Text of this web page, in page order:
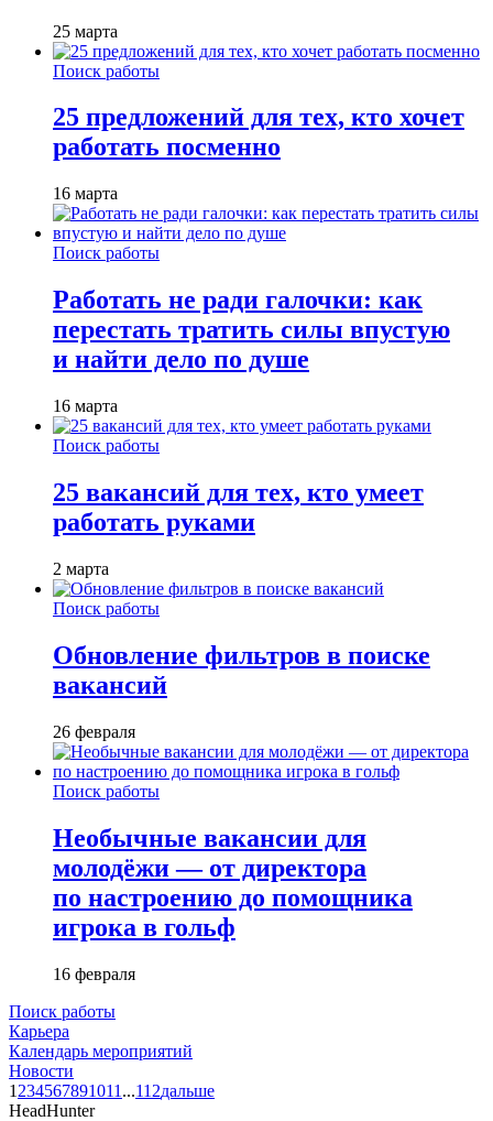
25 марта
Поиск работы
25 предложений для тех, кто хочет
работать посменно
16 марта
Поиск работы
Работать не ради галочки: как
перестать тратить силы впустую
и найти дело по душе
16 марта
Поиск работы
25 вакансий для тех, кто умеет
работать руками
2 марта
Поиск работы
Обновление фильтров в поиске
вакансий
26 февраля
Поиск работы
Необычные вакансии для
молодёжи — от директора
по настроению до помощника
игрока в гольф
16 февраля
Поиск работы
Карьера
Календарь мероприятий
Новости
1 234567891011 ...112дальше
HeadHunter